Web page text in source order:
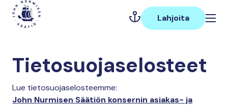
Hyppää
sisältöön
Päävalikko
Lahjoita
Tietosuojaselosteet
Lue tietosuojaselosteemme:
John Nurmisen Säätiön konsernin asiakas- ja